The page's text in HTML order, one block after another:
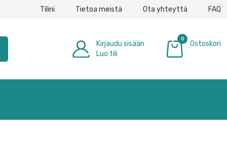
Tilini Tietoa meistä Ota yhteyttä FAQ
Kirjaudu sisään
Luo tili
0
Ostoskori